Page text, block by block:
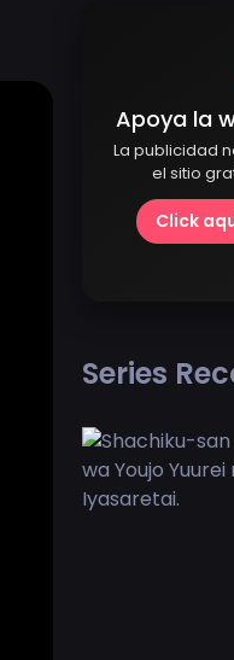
Apoya la
La publicidad
el sitio
Click
Series